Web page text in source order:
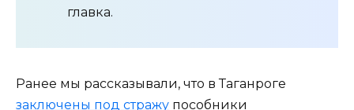
главка.
Ранее мы рассказывали, что в Таганроге
заключены под стражу пособники